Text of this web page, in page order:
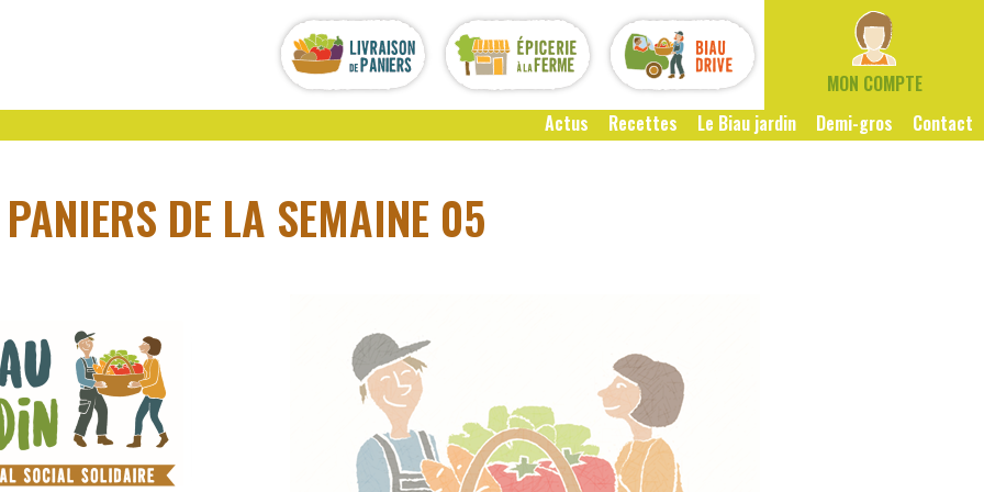
MON COMPTE
Actus
Recettes Le Biau jardin Demi-gros Contact
PANIERS DE LA SEMAINE 05